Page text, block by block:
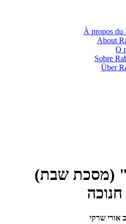
À propos du
About
О
Sobre
Über
(מסכת שבת)
אורי שרקי